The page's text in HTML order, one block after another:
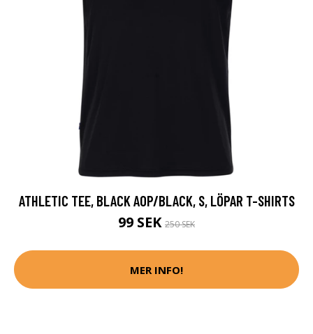
ATHLETIC TEE, BLACK AOP/BLACK, S, LÖPAR T-SHIRTS
99 SEK 250 SEK
MER INFO!